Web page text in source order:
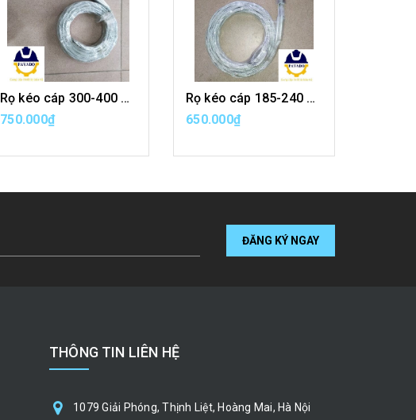
Rọ kéo cáp 300-400 mm
750.000₫
MUA HÀNG
Rọ kéo cáp 185-240 mm
650.000₫
MUA HÀNG
ĐĂNG KÝ NGAY
THÔNG TIN LIÊN HỆ
1079 Giải Phóng, Thịnh Liệt, Hoàng Mai, Hà Nội